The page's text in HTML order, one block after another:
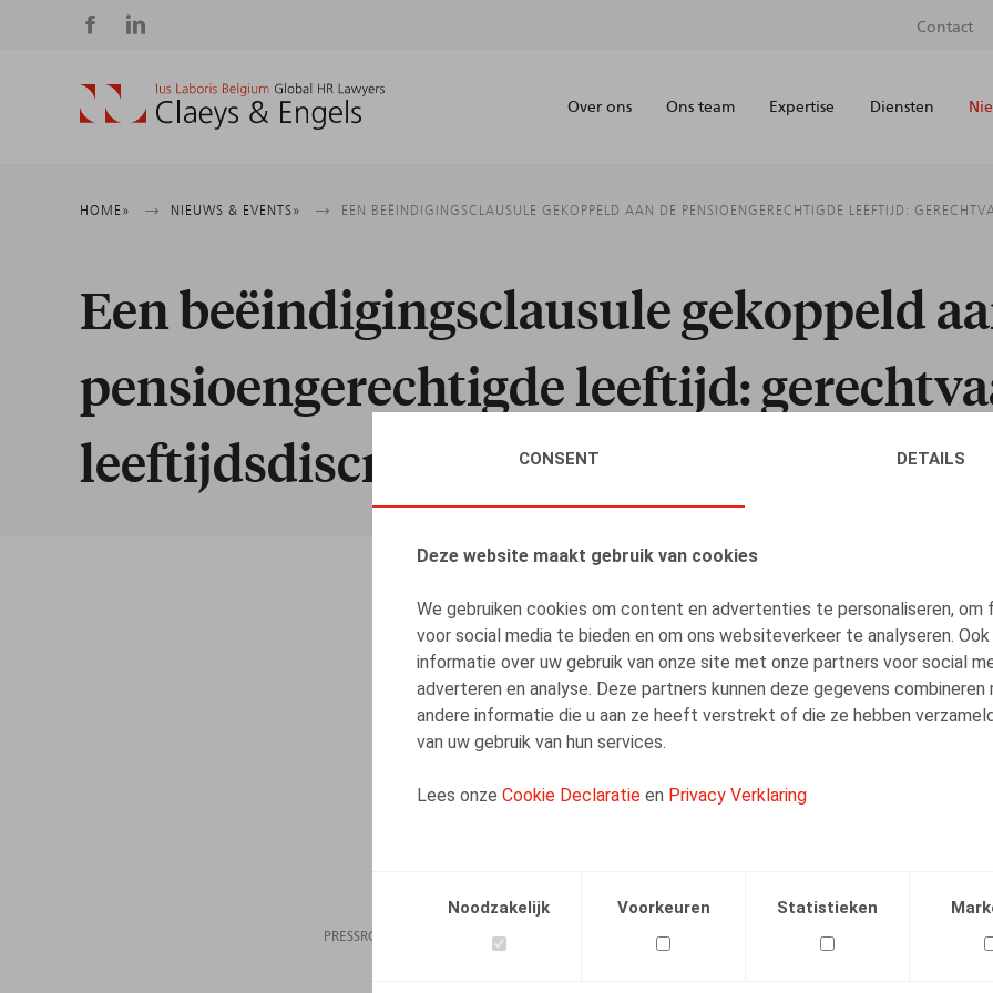
CONSENT DETAILS
Deze website maakt gebruik van cookies
We gebruiken cookies om content en advertenties te personaliseren, om
voor social media te bieden en om ons websiteverkeer te analyseren.
informatie over uw gebruik van onze site met onze partners voor social
adverteren en analyse. Deze partners kunnen deze gegevens combineren
andere informatie die u aan ze heeft verstrekt of die ze hebben
van uw gebruik van hun services.
Lees onze Cookie Declaratie en Privacy Verklaring
Noodzakelijk Voorkeuren Statistieken
Social
media
Contact
Over ons Ons team Expertise Diensten
Kruimelpad
HOME NIEUWS & EVENTS EEN BEËINDIGINGSCLAUSULE GEKOPPELD AAN DE PENSIOENGERECHTIGDE LEEFTIJD:
Een beëindigingsclausule gekoppeld
pensioengerechtigde leeftijd:
leeftijdsdiscriminatie?
PRESSROOM 21.10.2024
AUTEURS
Sieglien Huyghe
Senior Associate